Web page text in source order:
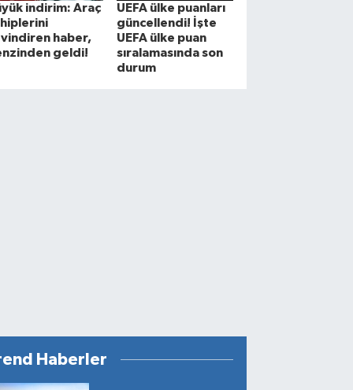
indirim: Araç
haber,
geldi!
UEFA ülke puanları
güncellendi! İşte
UEFA ülke puan
sıralamasında son
durum
Haberler